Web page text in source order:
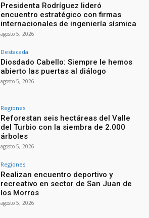
Presidenta Rodríguez lideró
encuentro estratégico con firmas
internacionales de ingeniería sísmica
agosto 5, 2026
Destacada
Diosdado Cabello: Siempre le hemos
abierto las puertas al diálogo
agosto 5, 2026
Regiones
Reforestan seis hectáreas del Valle
del Turbio con la siembra de 2.000
árboles
agosto 5, 2026
Regiones
Realizan encuentro deportivo y
recreativo en sector de San Juan de
los Morros
agosto 5, 2026